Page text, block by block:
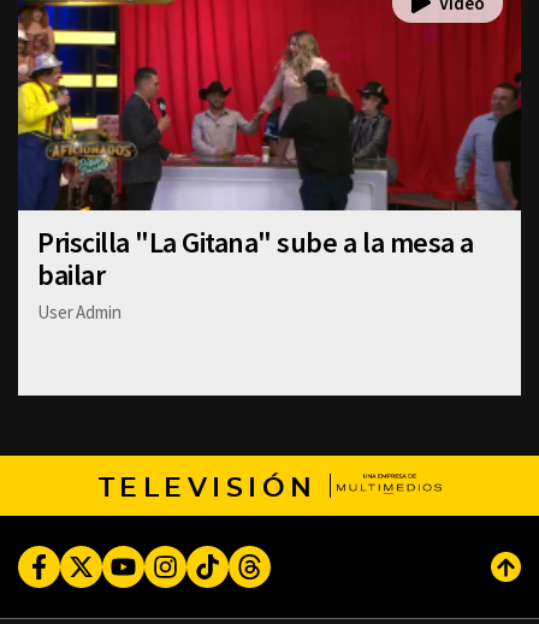
Priscilla "La Gitana" sube a la mesa a
bailar
User Admin
TELEVISIÓN
FacebookTwitterYoutubeInstagram
TikTokThreads